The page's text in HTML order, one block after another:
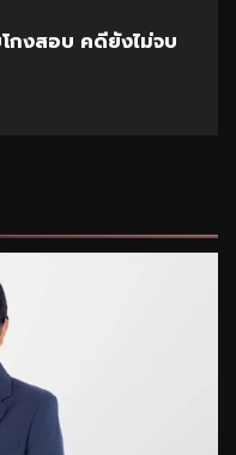
งสอบ คดียังไม่จบ